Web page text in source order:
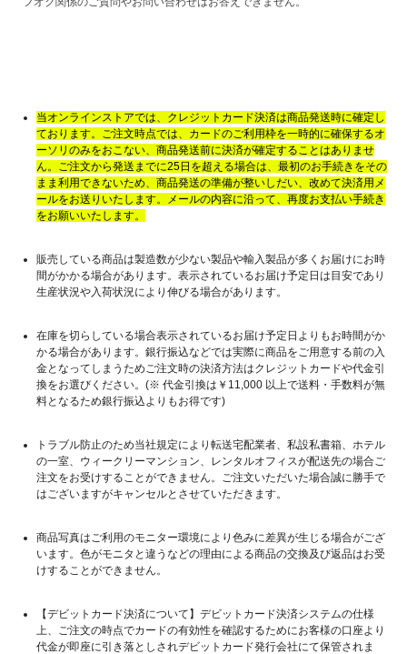
当オンラインストアでは、クレジットカード決済は商品発送時に確定し
ております。ご注文時点では、カードのご利用枠を一時的に確保するオ
ーソリのみをおこない、商品発送前に決済が確定することはありませ
ん。ご注文から発送までに25日を超える場合は、最初のお手続きをその
まま利用できないため、商品発送の準備が整いしだい、改めて決済用メ
ールをお送りいたします。メールの内容に沿って、再度お支払い手続き
をお願いいたします。
販売している商品は製造数が少ない製品や輸入製品が多くお届けにお時
間がかかる場合があります。表示されているお届け予定日は目安であり
生産状況や入荷状況により伸びる場合があります。
在庫を切らしている場合表示されているお届け予定日よりもお時間がか
かる場合があります。銀行振込などでは実際に商品をご用意する前の入
金となってしまうためご注文時の決済方法はクレジットカードや代金引
換をお選びください。(※ 代金引換は￥11,000 以上で送料・手数料が無
料となるため銀行振込よりもお得です)
トラブル防止のため当社規定により転送宅配業者、私設私書箱、ホテル
の一室、ウィークリーマンション、レンタルオフィスが配送先の場合ご
注文をお受けすることができません。ご注文いただいた場合誠に勝手で
はございますがキャンセルとさせていただきます。
商品写真はご利用のモニター環境により色みに差異が生じる場合がござ
います。色がモニタと違うなどの理由による商品の交換及び返品はお受
けすることができません。
【デビットカード決済について】デビットカード決済システムの仕様
上、ご注文の時点でカードの有効性を確認するためにお客様の口座より
代金が即座に引き落としされデビットカード発行会社にて保管されま